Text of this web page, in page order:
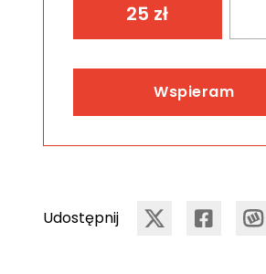
25 zł
Wspieram
Udostępnij